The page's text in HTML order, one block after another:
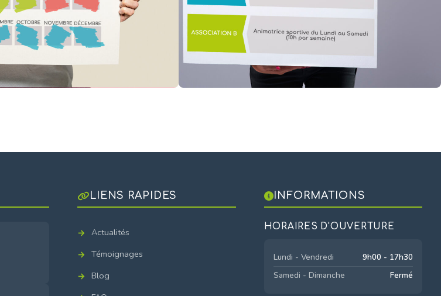
LIENS RAPIDES
Actualités
Témoignages
Blog
INFORMATIONS
HORAIRES D'OUVERTURE
Lundi - Vendredi
9h00 - 17h30
Samedi - Dimanche
Fermé